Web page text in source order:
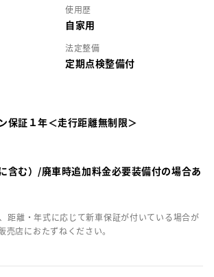
使用歴
自家用
法定整備
定期点検整備付
保証１年＜走行距離無制限＞
含む）/廃車時追加料金必要装備付の場合あ
距離・年式に応じて新車保証が付いている場合が
売店におたずねください。